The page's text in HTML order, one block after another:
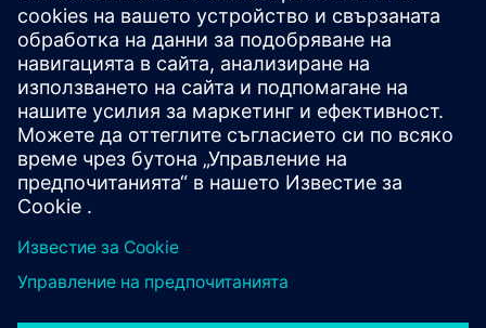
Допълнителна информация и
ресурси
IoFM - минимално BIM решение за управление на
съоръжения
IoFM - Дигитализиране на многостранен кампус за
армия